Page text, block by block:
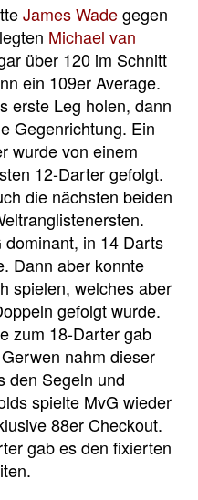
James Wadegegen
Michael van
über 120 im Schnitt
ein 109er Average.
erste Leg holen, dann
Gegenrichtung. Ein
wurde von einem
12-Darter gefolgt.
die nächsten beiden
in 14 Darts
Dann aber konnte
spielen, welches aber
gefolgt wurde.
zum 18-Darter gab
nahm dieser
den Segeln und
spielte MvG wieder
88er Checkout.
gab es den fixierten